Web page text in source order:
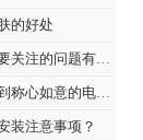
的好处
购买富氢水机需要关注的问题有哪些？
四大标准让您选到称心如意的电解水机
装注意事项？